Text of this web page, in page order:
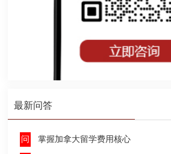
最新问答
掌握加拿大留学费用核心